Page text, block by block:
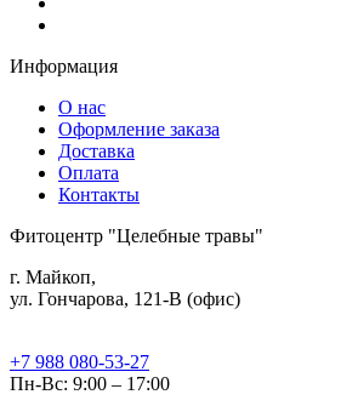
Информация
О нас
Оформление заказа
Доставка
Оплата
Контакты
Фитоцентр "Целебные травы"
г. Майкоп,
ул. Гончарова, 121-В (офис)
+7 988 080-53-27
Пн-Вс: 9:00 – 17:00